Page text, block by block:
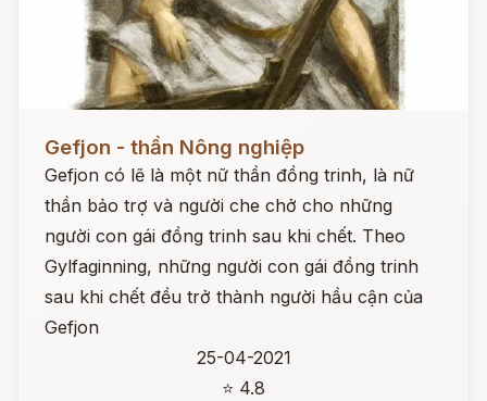
Gefjon - thần Nông nghiệp
Gefjon có lẽ là một nữ thần đồng trinh, là nữ
thần bảo trợ và người che chở cho những
người con gái đồng trinh sau khi chết. Theo
Gylfaginning, những người con gái đồng trinh
sau khi chết đều trở thành người hầu cận của
Gefjon
25-04-2021
⭐ 4.8